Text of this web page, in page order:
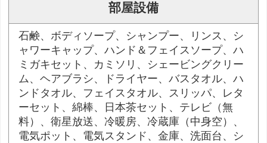
部屋設備
石鹸、ボディソープ、シャンプー、リンス、シ
ャワーキャップ、ハンド＆フェイスソープ、ハ
ミガキセット、カミソリ、シェービングクリー
ム、ヘアブラシ、ドライヤー、バスタオル、ハ
ンドタオル、フェイスタオル、スリッパ、レタ
ーセット、綿棒、日本茶セット、テレビ（無
料）、衛星放送、冷暖房、冷蔵庫（中身空）、
電気ポット、電気スタンド、金庫、洗面台、シ